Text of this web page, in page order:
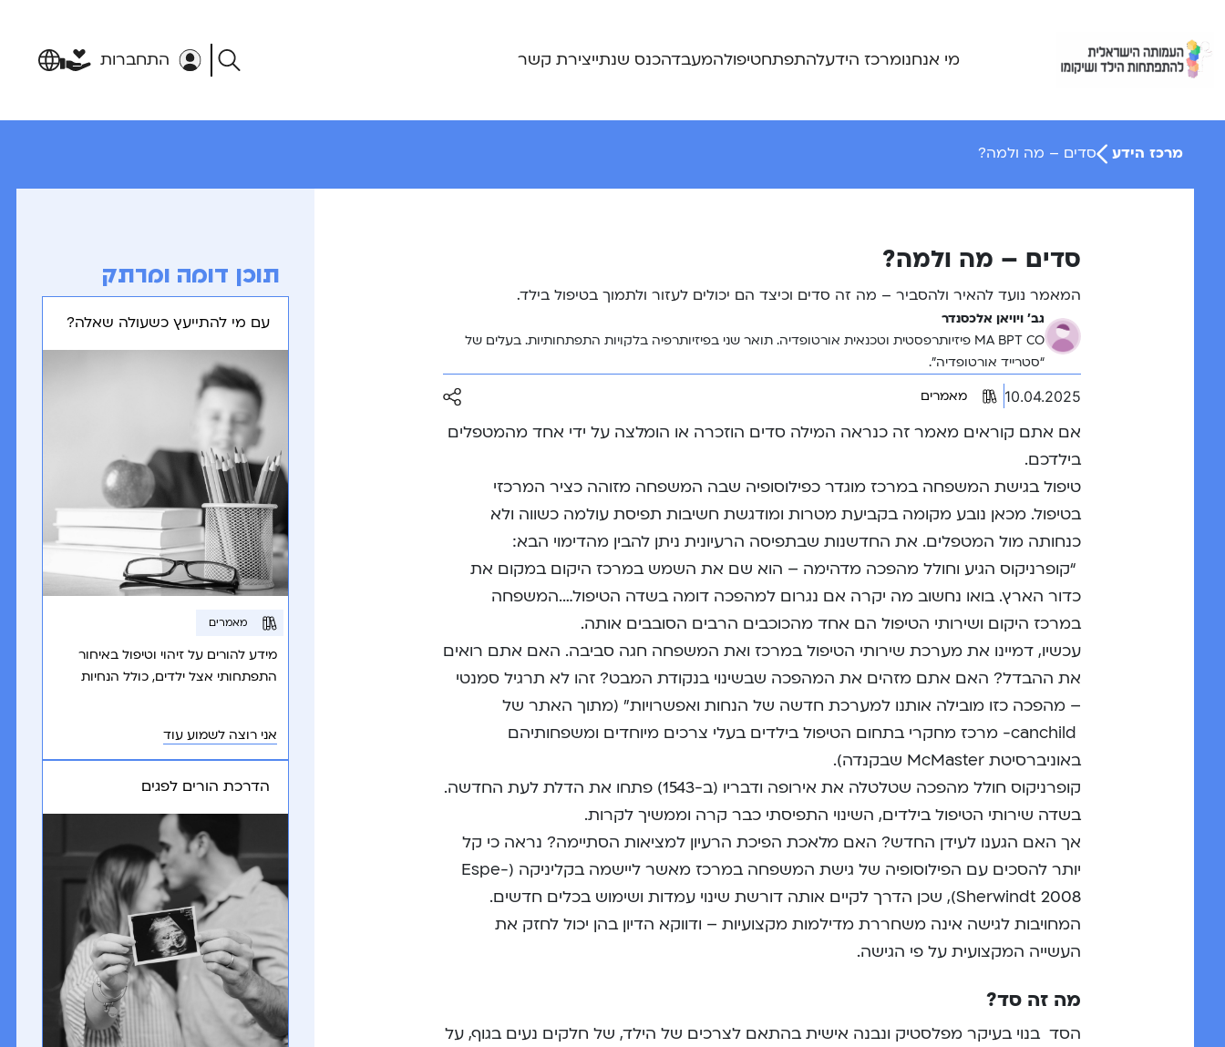
content
מי אנחנומרכז הידעלהתפתחטיפולהמעבדהכנס שנתייצירת קשר התחברות
מרכז הידע סדים – מה ולמה?
סדים – מה ולמה?
המאמר נועד להאיר ולהסביר – מה זה סדים וכיצד הם יכולים לעזור ולתמוך בטיפול בילד.
גב' ויויאן אלכסנדר
MA BPT CO פיזיותרפסטית וטכנאית אורטופדיה. תואר שני בפיזיותרפיה בלקויות התפתחותיות. בעלים של
“סטרייד אורטופדיה”.
10.04.2025 מאמרים
אם אתם קוראים מאמר זה כנראה המילה סדים הוזכרה או הומלצה על ידי אחד מהמטפלים
בילדכם.
טיפול בגישת המשפחה במרכז מוגדר כפילוסופיה שבה המשפחה מזוהה כציר המרכזי
בטיפול. מכאן נובע מקומה בקביעת מטרות ומודגשת חשיבות תפיסת עולמה כשווה ולא
כנחותה מול המטפלים. את החדשנות שבתפיסה הרעיונית ניתן להבין מהדימוי הבא:
“קופרניקוס הגיע וחולל מהפכה מדהימה – הוא שם את השמש במרכז היקום במקום את
כדור הארץ. בואו נחשוב מה יקרה אם נגרום למהפכה דומה בשדה הטיפול….המשפחה
במרכז היקום ושירותי הטיפול הם אחד מהכוכבים הרבים הסובבים אותה.
עכשיו, דמיינו את מערכת שירותי הטיפול במרכז ואת המשפחה חגה סביבה. האם אתם רואים
את ההבדל? האם אתם מזהים את המהפכה שבשינוי בנקודת המבט? זהו לא תרגיל סמנטי
– מהפכה כזו מובילה אותנו למערכת חדשה של הנחות ואפשרויות” (מתוך האתר של
canchild- מרכז מחקרי בתחום הטיפול בילדים בעלי צרכים מיוחדים ומשפחותיהם
באוניברסיטת McMaster שבקנדה).
קופרניקוס חולל מהפכה שטלטלה את אירופה ודבריו (ב-1543) פתחו את הדלת לעת החדשה.
בשדה שירותי הטיפול בילדים, השינוי התפיסתי כבר קרה וממשיך לקרות.
אך האם הגענו לעידן החדש? האם מלאכת הפיכת הרעיון למציאות הסתיימה? נראה כי קל
יותר להסכים עם הפילוסופיה של גישת המשפחה במרכז מאשר ליישמה בקליניקה (Espe-
Sherwindt 2008), שכן הדרך לקיים אותה דורשת שינוי עמדות ושימוש בכלים חדשים.
המחויבות לגישה אינה משחררת מדילמות מקצועיות – ודווקא הדיון בהן יכול לחזק את
העשייה המקצועית על פי הגישה.
מה זה סד?
הסד בנוי בעיקר מפלסטיק ונבנה אישית בהתאם לצרכים של הילד, של חלקים נעים בגוף, על
תוכן דומה ומרתק
עם מי להתייעץ כשעולה שאלה?
מאמרים
מידע להורים על זיהוי וטיפול באיחור
התפתחותי אצל ילדים, כולל הנחיות
אני רוצה לשמוע עוד
הדרכת הורים לפגים